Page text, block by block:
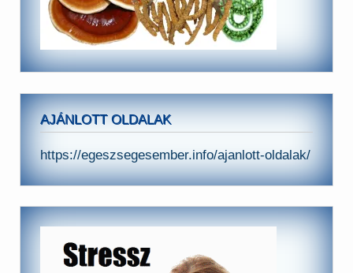
AJÁNLOTT OLDALAK
https://egeszsegesember.info/ajanlott-oldalak/